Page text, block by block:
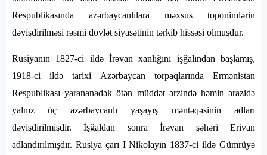
Respublikasında azərbaycanlılara məxsus toponimlərin
dəyişdirilməsi rəsmi dövlət siyasətinin tərkib hissəsi olmuşdur.
Rusiyanın 1827-ci ildə İrəvan xanlığını işğalından başlamış,
1918-ci ildə tarixi Azərbaycan torpaqlarında Ermənistan
Respublikası yarananadək ötən müddət ərzində həmin ərazidə
yalnız üç azərbaycanlı yaşayış məntəqəsinin adları
dəyişdirilmişdir. İşğaldan sonra İrəvan şəhəri Erivan
adlandırılmışdır. Rusiya çarı I Nikolayın 1837-ci ildə Gümrüyə